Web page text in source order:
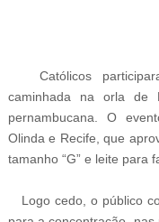
Católicos
caminhada na orla de
pernambucana. O
Olinda e Recife, que
tamanho “G” e leite para
Logo cedo, o público